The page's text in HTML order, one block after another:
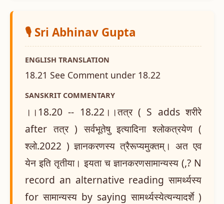
🎙️ Sri Abhinav Gupta
ENGLISH TRANSLATION
18.21 See Comment under 18.22
SANSKRIT COMMENTARY
।।18.20 -- 18.22।।तत्र ( S adds शरीरे
after तत्र ) सर्वभूतेषु इत्यादिना श्लोकत्रयेण (
श्लो.2022 ) ज्ञानकरणस्य त्रैरूप्यमुक्तम्। अत एव
येन इति तृतीया। इयता च ज्ञानकरणसामान्यस्य (,? N
record an alternative reading सामर्थ्यस्य
for सामान्यस्य by saying सामर्थ्यस्येत्यन्यादर्शे )